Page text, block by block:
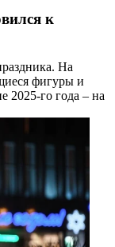
к
На
фигуры и
2025-го года – на